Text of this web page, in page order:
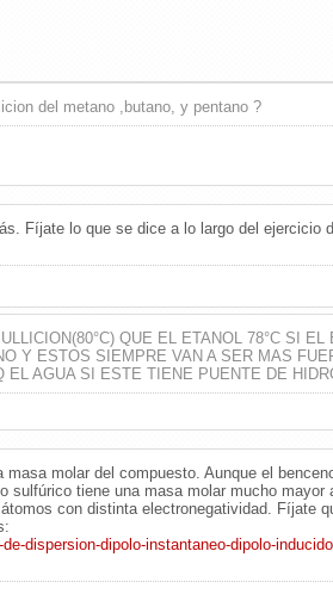
del metano ,butano, y pentano ?
Fíjate lo que se dice a lo largo del
QUE EL ETANOL 78°C SI
Y ESTOS SIEMPRE VAN A SER MAS
AGUA SI ESTE TIENE PUENTE DE
molar del compuesto. Aunque el
sulfúrico tiene una masa molar mucho
con distinta electronegatividad. Fíjate
dispersion-dipolo-instantaneo-dipolo-inducido